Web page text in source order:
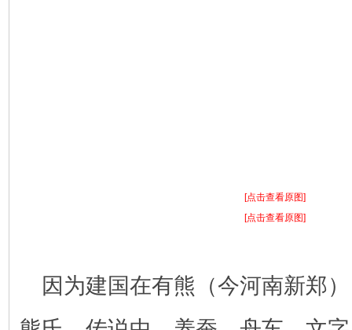
[点击查看原图]
[点击查看原图]
因为建国在有熊（今河南新郑